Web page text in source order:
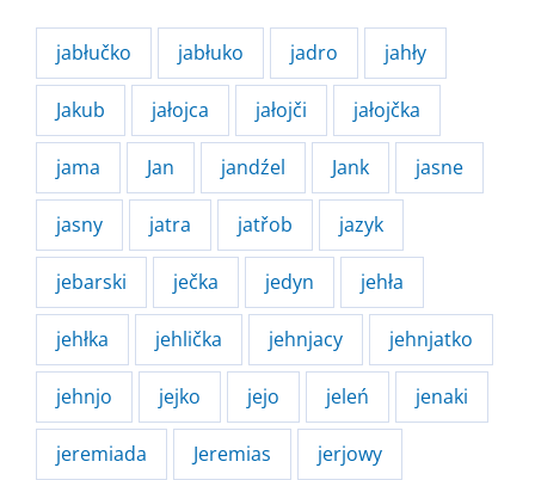
jabłučko jabłuko jadro jahły
Jakub jałojca jałojči jałojčka
jama Jan jandźel Jank jasne
jasny jatra jatřob jazyk
jebarski ječka jedyn jehła
jehłka jehlička jehnjacy jehnjatko
jehnjo jejko jejo jeleń jenaki
jeremiada Jeremias jerjowy